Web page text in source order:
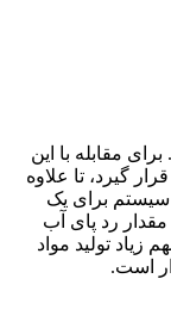
مقابله با این
گیرد، تا علاوه
سیستم برای یک
کارخانۀ تولید مواد شوینده ارائه شده و محدودۀ محاسبات عوامل مصرف آب را مشخص کرده است. با استفاده از اطلاعات دریافت‌شده از کارخانه و محاسبات مربوط به آن، در سال 2019 مقدار رد پای آب
است که نشان‏دهندۀ سهم زیاد تولید مواد